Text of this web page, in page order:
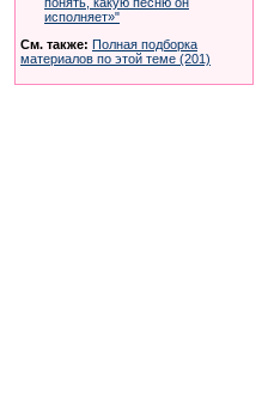
исполняет»"
См. также: Полная подборка
материалов по этой теме (201)